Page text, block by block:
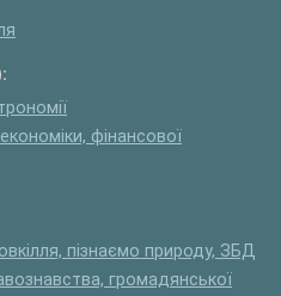
фінансової
пізнаємо природу, ЗБД
громадянської